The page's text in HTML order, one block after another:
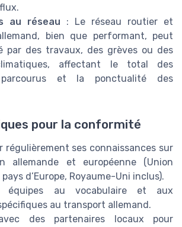
au réseau : Le réseau routier et
bien que performant, peut
par des travaux, des grèves ou des
affectant le total des
parcourus et la ponctualité des
pour la conformité
régulièrement ses connaissances sur
allemande et européenne (Union
d’Europe, Royaume-Uni inclus).
équipes au vocabulaire et aux
au transport allemand.
des partenaires locaux pour